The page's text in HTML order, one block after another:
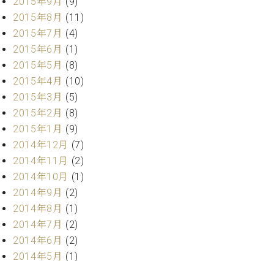
マ
ー
サ
ー
ビ
ス
(
調
律
)
ア
フ
タ
サ
ー
ビ
ス
(調
2015年8月 (11)
2015年7月 (4)
2015年6月 (1)
2015年5月 (8)
2015年4月 (10)
2015年3月 (5)
2015年2月 (8)
2015年1月 (9)
2014年12月 (7)
2014年11月 (2)
2014年10月 (1)
2014年9月 (2)
2014年8月 (1)
2014年7月 (2)
2014年6月 (2)
2014年5月 (1)